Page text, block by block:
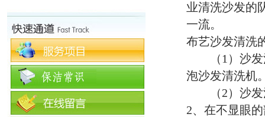
业清洗沙发的
一流。
布艺沙发清洗
（1）沙发
泡沙发清洗机
（2）沙发
2、在不显眼